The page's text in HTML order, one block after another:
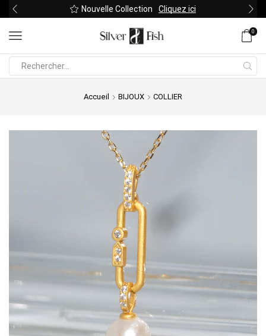
Nouvelle Collection Cliquez ici
0
Accueil BIJOUX COLLIER